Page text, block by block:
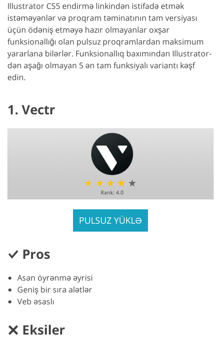
Illustrator CS5 endirmə linkindən istifadə etmək
istəməyənlər və proqram təminatının tam versiyası
üçün ödəniş etməyə hazır olmayanlar oxşar
funksionallığı olan pulsuz proqramlardan maksimum
yararlana bilərlər. Funksionallıq baxımından Illustrator-
dən aşağı olmayan 5 ən tam funksiyalı variantı kəşf
edin.
1. Vectr
PULSUZ YÜKLƏ
Pros
Asan öyrənmə əyrisi
Geniş bir sıra alətlər
Veb əsaslı
Eksiler